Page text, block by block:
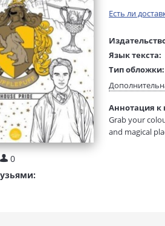
0
Есть ли
Язык текста:
Тип обложки:
Размеры в
Вес:
Аннотация к
Grab your
and magical